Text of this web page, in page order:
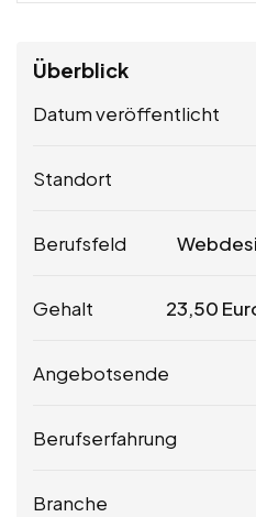
Überblick
Datum veröffentlicht
Standort
Berufsfeld
Gehalt 23,50
Angebotsende
Berufserfahrung
Branche